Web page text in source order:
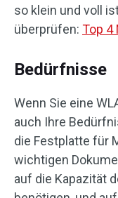
so klein und voll
überprüfen: Top 4
Bedürfnisse
Wenn Sie eine
auch Ihre
die Festplatte für
wichtigen
auf die Kapazität